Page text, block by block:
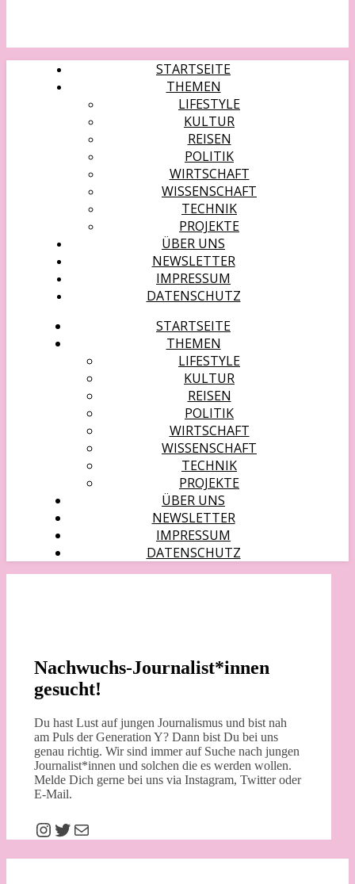
STARTSEITE
THEMEN
LIFESTYLE
KULTUR
REISEN
POLITIK
WIRTSCHAFT
WISSENSCHAFT
TECHNIK
PROJEKTE
ÜBER UNS
NEWSLETTER
IMPRESSUM
DATENSCHUTZ
STARTSEITE
THEMEN
LIFESTYLE
KULTUR
REISEN
POLITIK
WIRTSCHAFT
WISSENSCHAFT
TECHNIK
PROJEKTE
ÜBER UNS
NEWSLETTER
IMPRESSUM
DATENSCHUTZ
Nachwuchs-Journalist*innen
gesucht!
Du hast Lust auf jungen Journalismus und bist nah
am Puls der Generation Y? Dann bist Du bei uns
genau richtig. Wir sind immer auf Suche nach jungen
Journalist*innen und solchen die es werden wollen.
Melde Dich gerne bei uns via Instagram, Twitter oder
E-Mail.
Instagram
Twitter
E-Mail